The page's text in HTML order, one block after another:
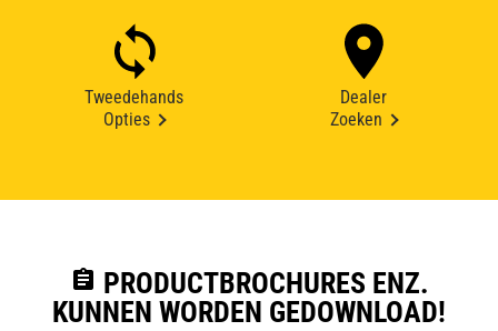
Tweedehands
Opties
Dealer
Zoeken
assignment PRODUCTBROCHURES ENZ.
KUNNEN WORDEN GEDOWNLOAD!